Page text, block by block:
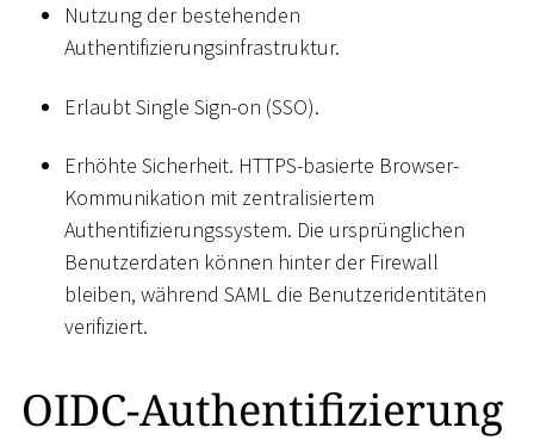
Nutzung der bestehenden
Authentifizierungsinfrastruktur.
Erlaubt Single Sign-on (SSO).
Erhöhte Sicherheit. HTTPS-basierte Browser-
Kommunikation mit zentralisiertem
Authentifizierungssystem. Die ursprünglichen
Benutzerdaten können hinter der Firewall
bleiben, während SAML die Benutzeridentitäten
verifiziert.
OIDC-Authentifizierung